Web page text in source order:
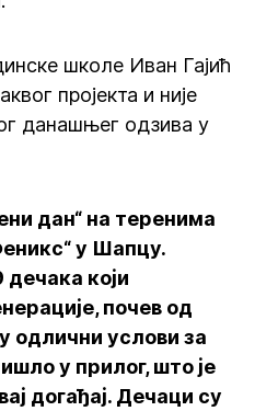
школе Иван Гајић
пројекта и није
данашњег одзива у
дан“ на теренима
у Шапцу.
дечака који
почев од
одлични услови за
у прилог, што је
догађај. Дечаци су